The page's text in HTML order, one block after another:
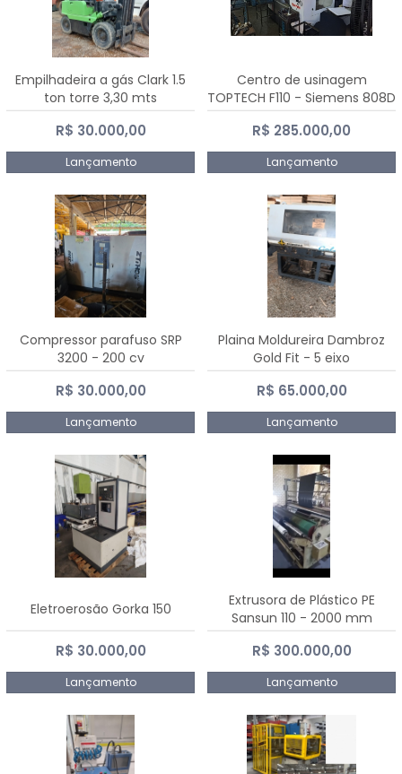
Empilhadeira a gás Clark 1.5
ton torre 3,30 mts
R$ 30.000,00
Lançamento
Centro de usinagem
TOPTECH F110 - Siemens 808D
Advanced
R$ 285.000,00
Lançamento
Compressor parafuso SRP
3200 - 200 cv
R$ 30.000,00
Lançamento
Plaina Moldureira Dambroz
Gold Fit - 5 eixo
R$ 65.000,00
Lançamento
Eletroerosão Gorka 150
R$ 30.000,00
Lançamento
Extrusora de Plástico PE
Sansun 110 - 2000 mm
R$ 300.000,00
Lançamento